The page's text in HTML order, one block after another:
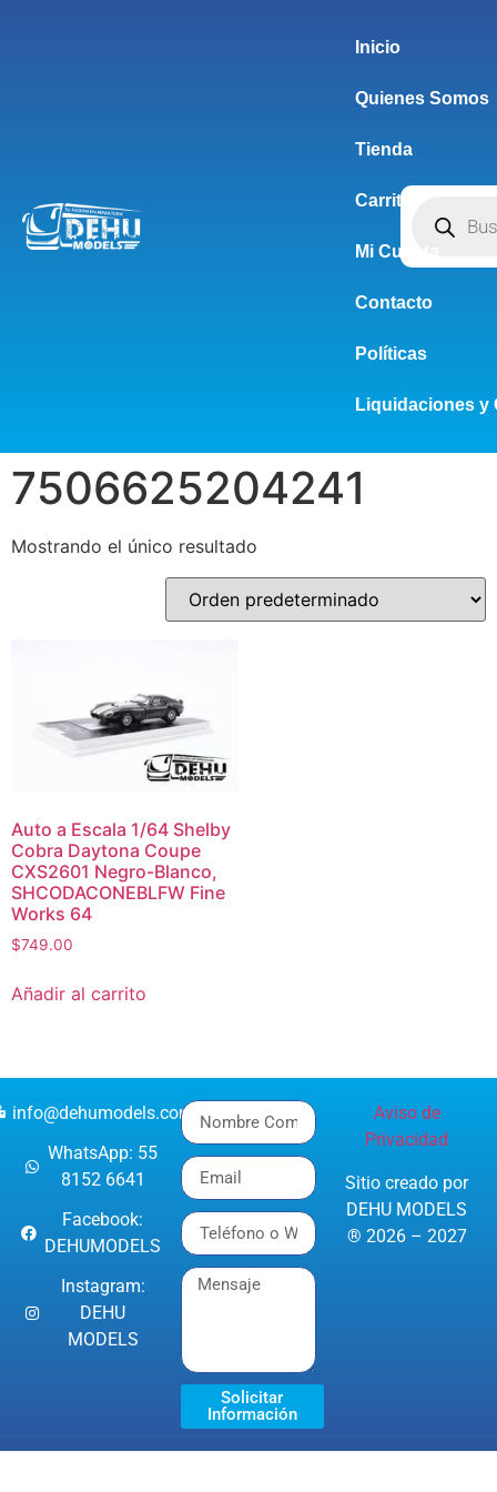
Inicio
Quienes Somos
Tienda
Carrito
Mi Cuenta
Contacto
Políticas
Liquidaciones y
7506625204241
Mostrando el único resultado
Auto a Escala 1/64 Shelby
Cobra Daytona Coupe
CXS2601 Negro-Blanco,
SHCODACONEBLFW Fine
Works 64
$749.00
Añadir al carrito
info@dehumodels.com
WhatsApp: 55
8152 6641
Facebook:
DEHUMODELS
Instagram:
DEHU
MODELS
Solicitar
Información
Aviso de
Privacidad
Sitio creado por
DEHU MODELS
® 2026 – 2027